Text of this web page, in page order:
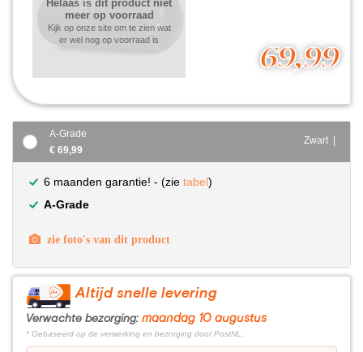
69,99
Helaas is dit product niet
meer op voorraad
Kijk op onze site om te zien wat
er wel nog op voorraad is
A-Grade
€ 69,99
Zwart |
6 maanden garantie! - (zie tabel)
A-Grade
zie foto's van dit product
Altijd snelle levering
Verwachte bezorging: maandag 10 augustus
* Gebaseerd op de verwerking en bezorging door PostNL.